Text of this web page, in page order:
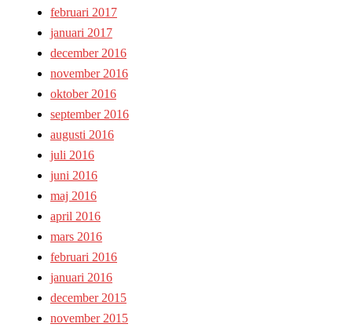
februari 2017
januari 2017
december 2016
november 2016
oktober 2016
september 2016
augusti 2016
juli 2016
juni 2016
maj 2016
april 2016
mars 2016
februari 2016
januari 2016
december 2015
november 2015